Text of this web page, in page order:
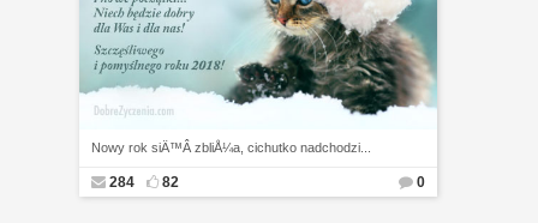
Nowy rok siÄ™Â zbliÅ¼a, cichutko nadchodzi...
284 82 0